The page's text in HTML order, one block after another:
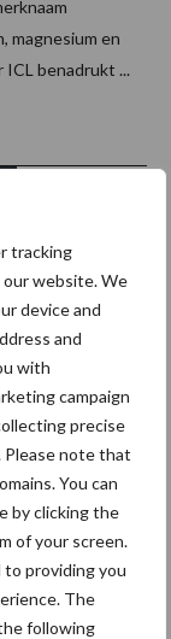
tracking
website. We
device and
and
with
campaign
precise
Please note that
You can
by clicking the
of your screen.
providing you
The
following
magnesium en
ICL benadrukt ...
a-
biologis
che
garantie
prijs
stijgt
januari is 0,17
komt de
vraag naar